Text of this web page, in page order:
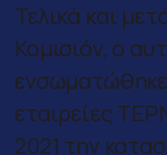
Τελικά και
Κομισιόν, ο
εταιρείες
2021 την